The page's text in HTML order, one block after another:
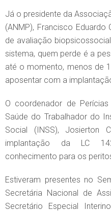
Já o presidente da
(ANMP), Francisco
de avaliação
sistema, quem perde é a
até o momento, menos de
aposentar com a
O coordenador de
Saúde do Trabalhador do
Social (INSS), Josierton
implantação da LC
conhecimento para os
Estiveram presentes no
Secretária Nacional de
Secretário Especial